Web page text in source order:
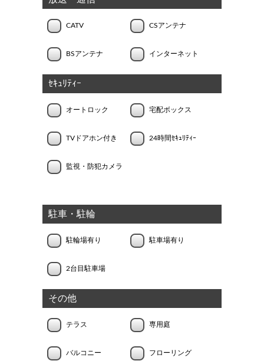
CATV CSアンテナ
BSアンテナ インターネット
ｾｷｭﾘﾃｨｰ
オートロック 宅配ボックス
TVドアホン付き 24時間ｾｷｭﾘﾃｨｰ
監視・防犯カメラ
駐車・駐輪
駐輪場有り 駐車場有り
2台目駐車場
その他
テラス 専用庭
バルコニー フローリング